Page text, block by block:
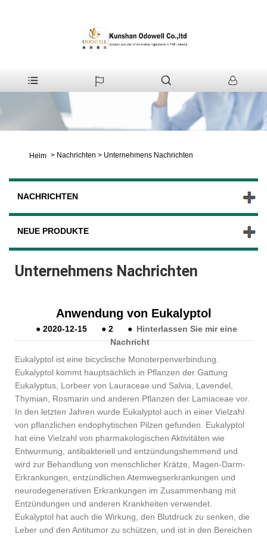
Heim > Nachrichten > Unternehmens Nachrichten
NACHRICHTEN
NEUE PRODUKTE
Unternehmens Nachrichten
Anwendung von Eukalyptol
● 2020-12-15 ● 2 ● Hinterlassen Sie mir eine
Nachricht
Eukalyptol ist eine bicyclische Monoterpenverbindung.
Eukalyptol kommt hauptsächlich in Pflanzen der Gattung
Eukalyptus, Lorbeer von Lauraceae und Salvia, Lavendel,
Thymian, Rosmarin und anderen Pflanzen der Lamiaceae vor.
In den letzten Jahren wurde Eukalyptol auch in einer Vielzahl
von pflanzlichen endophytischen Pilzen gefunden. Eukalyptol
hat eine Vielzahl von pharmakologischen Aktivitäten wie
Entwurmung, antibakteriell und entzündungshemmend und
wird zur Behandlung von menschlicher Krätze, Magen-Darm-
Erkrankungen, entzündlichen Atemwegserkrankungen und
neurodegenerativen Erkrankungen im Zusammenhang mit
Entzündungen und anderen Krankheiten verwendet.
Eukalyptol hat auch die Wirkung, den Blutdruck zu senken, die
Leber und den Antitumor zu schützen, und ist in den Bereichen